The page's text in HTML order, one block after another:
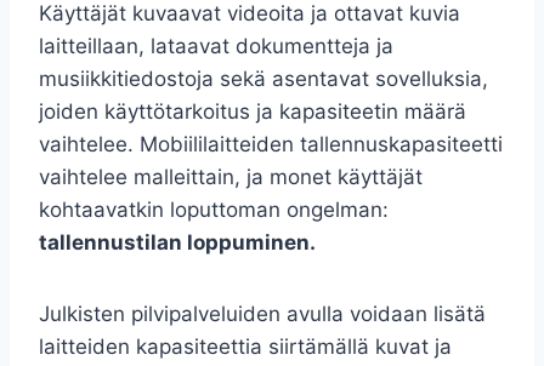
Käyttäjät kuvaavat videoita ja ottavat kuvia
laitteillaan, lataavat dokumentteja ja
musiikkitiedostoja sekä asentavat sovelluksia,
joiden käyttötarkoitus ja kapasiteetin määrä
vaihtelee. Mobiililaitteiden tallennuskapasiteetti
vaihtelee malleittain, ja monet käyttäjät
kohtaavatkin loputtoman ongelman:
tallennustilan loppuminen.
Julkisten pilvipalveluiden avulla voidaan lisätä
laitteiden kapasiteettia siirtämällä kuvat ja